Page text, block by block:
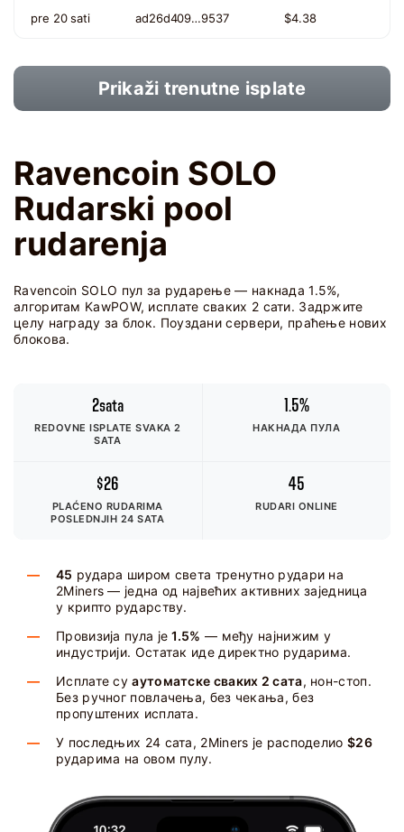
pre 20 sati ad26d409…9537 $4.38
Prikaži trenutne isplate
Ravencoin SOLO
Rudarski pool
rudarenja
Ravencoin SOLO пул за рударење — накнада 1.5%,
алгоритам KawPOW, исплате сваких 2 сати. Задржите
целу награду за блок. Поуздани сервери, праћење нових
блокова.
2sata
REDOVNE ISPLATE SVAKA 2
SATA
1.5%
НАКНАДА ПУЛА
$26
PLAĆENO RUDARIMA
POSLEDNJIH 24 SATA
45
RUDARI ONLINE
45 рудара широм света тренутно рудари на
2Miners — једна од највећих активних заједница
у крипто рударству.
Провизија пула је1.5% — међу најнижим у
индустрији. Остатак иде директно рударима.
Исплате суаутоматске сваких 2 сата, нон-стоп.
Без ручног повлачења, без чекања, без
пропуштених исплата.
У последњих 24 сата, 2Miners је расподелио $26
рударима на овом пулу.